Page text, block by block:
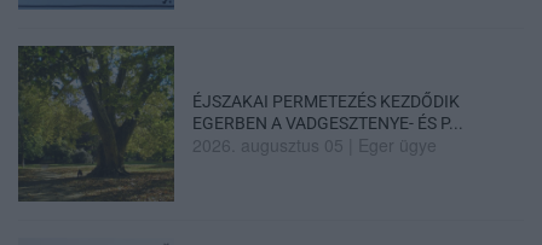
ÉJSZAKAI PERMETEZÉS KEZDŐDIK
EGERBEN A VADGESZTENYE- ÉS P...
2026. augusztus 05 Eger ügye